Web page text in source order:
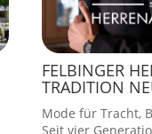
FELBINGER
TRADITION
Mode für Tracht,
Seit vier